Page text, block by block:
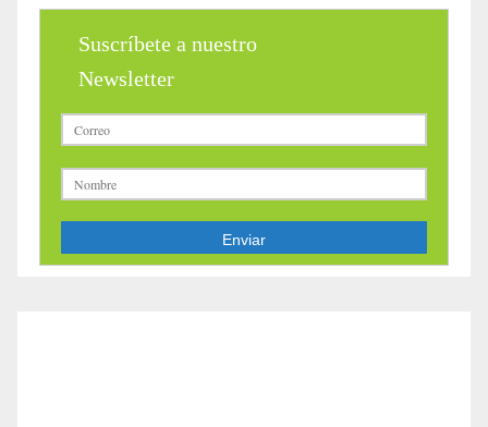
Suscríbete a nuestro
Newsletter